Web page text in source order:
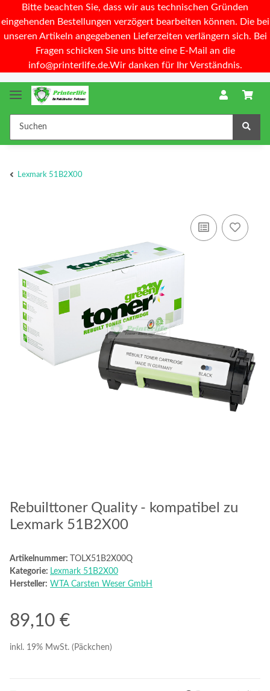
Bitte beachten Sie, dass wir aus technischen Gründen
eingehenden Bestellungen verzögert bearbeiten können. Die bei
unseren Artikeln angegebenen Lieferzeiten verlängern sich. Bei
Fragen schicken Sie uns bitte eine E-Mail an die
info@printerlife.de.Wir danken für Ihr Verständnis.
Lexmark 51B2X00
Rebuilttoner Quality - kompatibel zu
Lexmark 51B2X00
Artikelnummer:
TOLX51B2X00Q
Kategorie: Lexmark 51B2X00
Hersteller: WTA Carsten Weser GmbH
89,10 €
inkl. 19% MwSt. (Päckchen)